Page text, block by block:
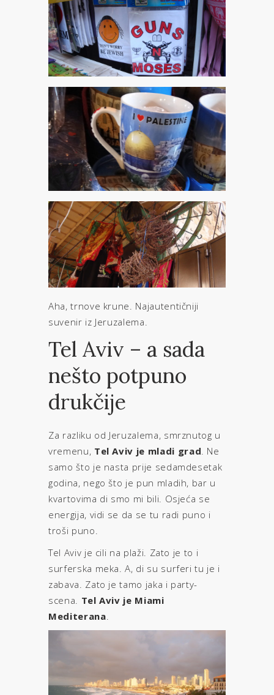
Aha, trnove krune. Najautentičniji
suvenir iz Jeruzalema.
Tel Aviv – a sada
nešto potpuno
drukčije
Za razliku od Jeruzalema, smrznutog u
vremenu, Tel Aviv je mladi grad . Ne
samo što je nasta prije sedamdesetak
godina, nego što je pun mladih, bar u
kvartovima di smo mi bili. Osjeća se
energija, vidi se da se tu radi puno i
troši puno.
Tel Aviv je cili na plaži. Zato je to i
surferska meka. A, di su surferi tu je i
zabava. Zato je tamo jaka i party-
scena. Tel Aviv je Miami
Mediterana